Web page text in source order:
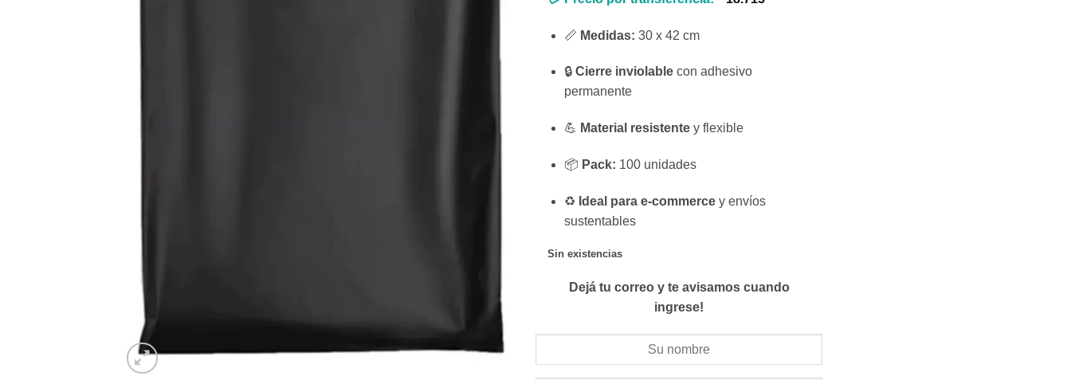
📏 Medidas: 30 x 42 cm
🔒 Cierre inviolablecon adhesivo
permanente
💪 Material resistentey flexible
📦 Pack: 100 unidades
♻️ Ideal para e-commercey envíos
sustentables
Sin existencias
Dejá tu correo y te avisamos cuando
ingrese!